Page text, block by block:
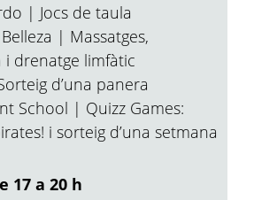
| Jocs de taula
| Massatges,
drenatge limfàtic
d’una panera
School | Quizz Games:
i sorteig d’una setmana
17 a 20 h